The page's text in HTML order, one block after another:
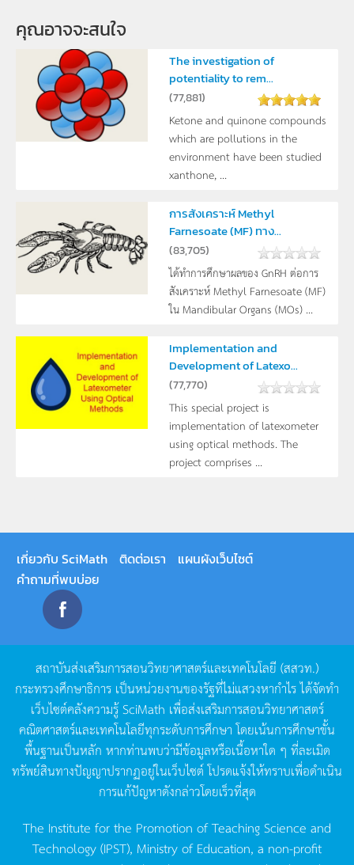
คุณอาจจะสนใจ
The investigation of
potentiality to rem...
(77,881)
Ketone and quinone compounds
which are pollutions in the
environment have been studied
xanthone, ...
การสังเคราะห์ Methyl
Farnesoate (MF) ทาง...
(83,705)
ได้ทำการศึกษาผลของ GnRH ต่อการ
สังเคราะห์ Methyl Farnesoate (MF)
ใน Mandibular Organs (MOs) ...
Implementation and
Development of Latexo...
(77,770)
This special project is
implementation of latexometer
using optical methods. The
project comprises ...
เกี่ยวกับ SciMath ติดต่อเรา
แผนผังเว็บไซต์
คำถามที่พบบ่อย
สถาบันส่งเสริมการสอนวิทยาศาสตร์และเทคโนโลยี (สสวท.)
กระทรวงศึกษาธิการ เป็นหน่วยงานของรัฐที่ไม่แสวงหากำไรได้จัดทำ
เว็บไซต์คลังความรู้SciMath เพื่อส่งเสริมการสอนวิทยาศาสตร์
คณิตศาสตร์และเทคโนโลยีทุกระดับการศึกษา โดยเน้นการศึกษาขั้น
พื้นฐานเป็นหลัก หากท่านพบว่ามีข้อมูลหรือเนื้อหาใด ๆ ที่ละเมิด
ทรัพย์สินทางปัญญาปรากฏอยู่ในเว็บไซต์โปรดแจ้งให้ทราบเพื่อดำเนิน
การแก้ปัญหาดังกล่าวโดยเร็วที่สุด
The Institute for the Promotion of Teaching Science and
Technology (IPST), Ministry of Education, a non-profit